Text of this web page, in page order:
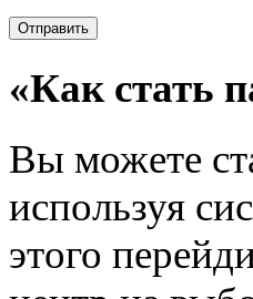
«Как стать
Вы можете
используя
этого